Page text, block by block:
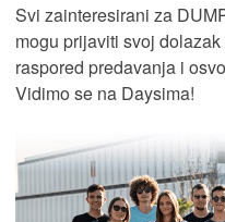
Svi zainteresirani za
mogu prijaviti svoj dolazak
raspored predavanja i
Vidimo se na Daysima!